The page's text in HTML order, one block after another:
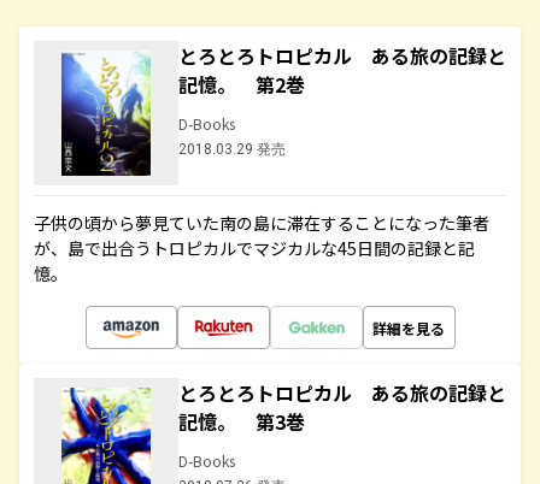
とろとろトロピカル ある旅の記録と
記憶。 第2巻
D-Books
2018.03.29 発売
子供の頃から夢見ていた南の島に滞在することになった筆者
が、島で出合うトロピカルでマジカルな45日間の記録と記
憶。
詳細を見る
とろとろトロピカル ある旅の記録と
記憶。 第3巻
D-Books